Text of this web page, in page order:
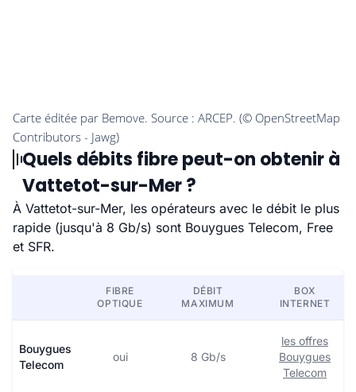
Quels débits fibre peut-on obtenir à
Vattetot-sur-Mer ?
À Vattetot-sur-Mer, les opérateurs avec le débit le plus
rapide (jusqu'à 8 Gb/s) sont Bouygues Telecom, Free
et SFR.
FIBRE
OPTIQUE
DÉBIT
MAXIMUM
BOX
INTERNET
Bouygues
Telecom
oui 8 Gb/s
les offres
Bouygues
Telecom